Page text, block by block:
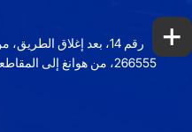
رقم 14، بعد إغلاق
266555، من هوانغ إلى
+